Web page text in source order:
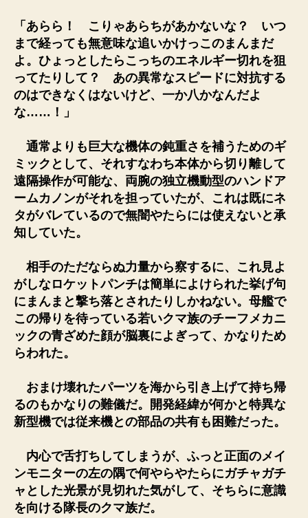
「あらら！ こりゃあらちがあかないな？ いつ
まで経っても無意味な追いかけっこのまんまだ
よ。ひょっとしたらこっちのエネルギー切れを狙
ってたりして？ あの異常なスピードに対抗する
のはできなくはないけど、一か八かなんだよ
な……！」
通常よりも巨大な機体の鈍重さを補うためのギ
ミックとして、それすなわち本体から切り離して
遠隔操作が可能な、両腕の独立機動型のハンドア
ームカノンがそれを担っていたが、これは既にネ
タがバレているので無闇やたらには使えないと承
知していた。
相手のただならぬ力量から察するに、これ見よ
がしなロケットパンチは簡単によけられた挙げ句
にまんまと撃ち落とされたりしかねない。母艦で
この帰りを待っている若いクマ族のチーフメカニ
ックの青ざめた顔が脳裏によぎって、かなりため
らわれた。
おまけ壊れたパーツを海から引き上げて持ち帰
るのもかなりの難儀だ。開発経緯が何かと特異な
新型機では従来機との部品の共有も困難だった。
内心で舌打ちしてしまうが、ふっと正面のメイ
ンモニターの左の隅で何やらやたらにガチャガチ
ャとした光景が見切れた気がして、そちらに意識
を向ける隊長のクマ族だ。